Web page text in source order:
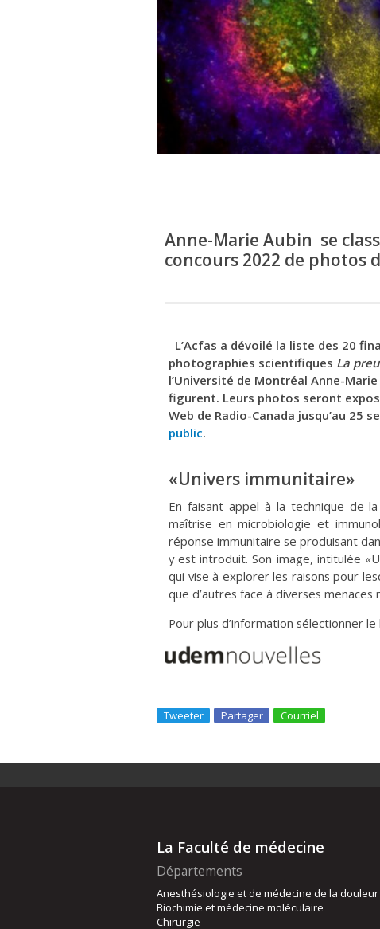
Anne-Marie Aubin se
concours 2022 de photos
L’Acfas a dévoilé la liste des 20
photographies scientifiques La
l’Université de Montréal Anne-
figurent. Leurs photos seront
Web de Radio-Canada jusqu’au 25
public.
«Univers immunitaire»
En faisant appel à la technique de
maîtrise en microbiologie et
réponse immunitaire se produisant
y est introduit. Son image, intitulée
qui vise à explorer les raisons pour
que d’autres face à diverses menaces
Pour plus d’information sélectionner le
Tweeter Partager Courriel
La Faculté de médecine
Départements
Anesthésiologie et de médecine de la douleur
Biochimie et médecine moléculaire
Chirurgie